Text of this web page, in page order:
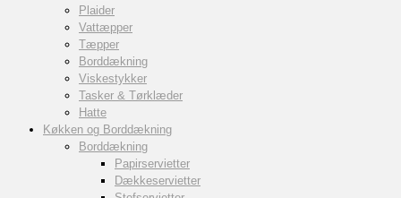
Plaider
Vattæpper
Tæpper
Borddækning
Viskestykker
Tasker & Tørklæder
Hatte
Køkken og Borddækning
Borddækning
Papirservietter
Dækkeservietter